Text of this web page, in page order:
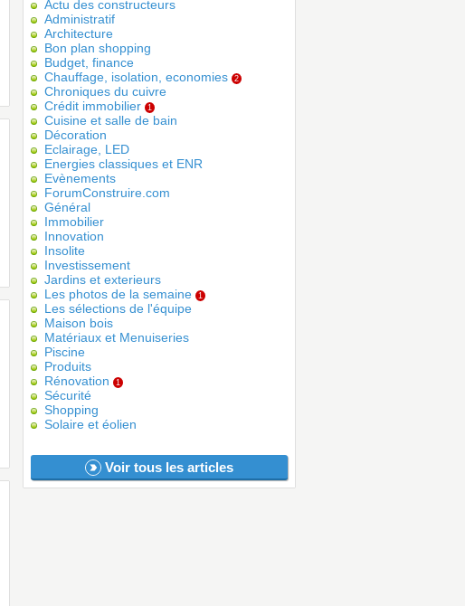
Actu des constructeurs
Administratif
Architecture
Bon plan shopping
Budget, finance
Chauffage, isolation, economies
2
Chroniques du cuivre
Crédit immobilier
1
Cuisine et salle de bain
Décoration
Eclairage, LED
Energies classiques et ENR
Evènements
ForumConstruire.com
Général
Immobilier
Innovation
Insolite
Investissement
Jardins et exterieurs
Les photos de la semaine
1
Les sélections de l'équipe
Maison bois
Matériaux et Menuiseries
Piscine
Produits
Rénovation
1
Sécurité
Shopping
Solaire et éolien
Voir tous les articles